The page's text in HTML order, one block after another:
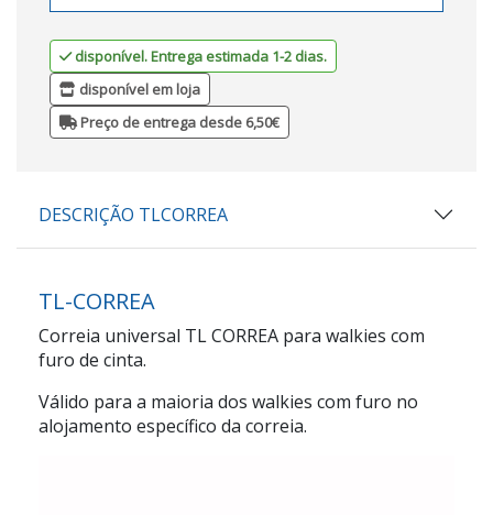
disponível. Entrega estimada 1-2 dias.
disponível em loja
Preço de entrega desde 6,50€
DESCRIÇÃO TLCORREA
TL-CORREA
Correia universal TL CORREA para walkies com
furo de cinta.
Válido para a maioria dos walkies com furo no
alojamento específico da correia.